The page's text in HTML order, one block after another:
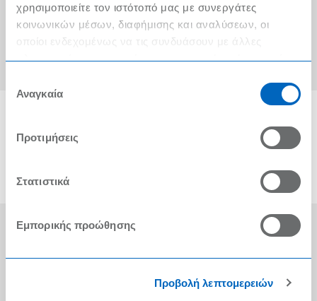
χρησιμοποιείτε τον ιστότοπό μας με συνεργάτες
κοινωνικών μέσων, διαφήμισης και αναλύσεων, οι
οποίοι ενδεχομένως να τις συνδυάσουν με άλλες
πληροφορίες που τους έχετε παραχωρήσει ή τις οποίες
των υπηρεσιών τους.
συγκατάθεσης
Αναγκαία
Προτιμήσεις
Στατιστικά
Εμπορικής προώθησης
Προβολή λεπτομερειών
Εταιρική Κοινωνική Ευθύνη
METRO ΑΕΒΕ